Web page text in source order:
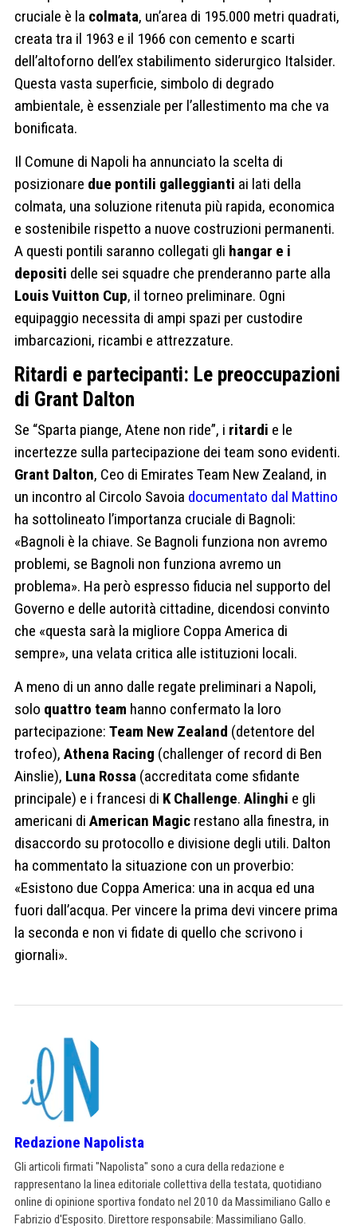
cruciale è la colmata, un’area di 195.000 metri quadrati,
creata tra il 1963 e il 1966 con cemento e scarti
dell’altoforno dell’ex stabilimento siderurgico Italsider.
Questa vasta superficie, simbolo di degrado
ambientale, è essenziale per l’allestimento ma che va
bonificata.
Il Comune di Napoli ha annunciato la scelta di
posizionare due pontili galleggianti ai lati della
colmata, una soluzione ritenuta più rapida, economica
e sostenibile rispetto a nuove costruzioni permanenti.
A questi pontili saranno collegati gli hangar e i
depositi delle sei squadre che prenderanno parte alla
Louis Vuitton Cup, il torneo preliminare. Ogni
equipaggio necessita di ampi spazi per custodire
imbarcazioni, ricambi e attrezzature.
Ritardi e partecipanti: Le preoccupazioni
di Grant Dalton
Se “Sparta piange, Atene non ride”, i ritardi e le
incertezze sulla partecipazione dei team sono evidenti.
Grant Dalton, Ceo di Emirates Team New Zealand, in
un incontro al Circolo Savoia documentato dal Mattino
ha sottolineato l’importanza cruciale di Bagnoli:
«Bagnoli è la chiave. Se Bagnoli funziona non avremo
problemi, se Bagnoli non funziona avremo un
problema». Ha però espresso fiducia nel supporto del
Governo e delle autorità cittadine, dicendosi convinto
che «questa sarà la migliore Coppa America di
sempre», una velata critica alle istituzioni locali.
A meno di un anno dalle regate preliminari a Napoli,
solo quattro team hanno confermato la loro
partecipazione: Team New Zealand (detentore del
trofeo), Athena Racing (challenger of record di Ben
Ainslie), Luna Rossa (accreditata come sfidante
principale) e i francesi di K Challenge. Alinghi e gli
americani di American Magic restano alla finestra, in
disaccordo su protocollo e divisione degli utili. Dalton
ha commentato la situazione con un proverbio:
«Esistono due Coppa America: una in acqua ed una
fuori dall’acqua. Per vincere la prima devi vincere prima
la seconda e non vi fidate di quello che scrivono i
giornali».
Redazione Napolista
Gli articoli firmati "Napolista" sono a cura della redazione e
rappresentano la linea editoriale collettiva della testata, quotidiano
online di opinione sportiva fondato nel 2010 da Massimiliano Gallo e
Fabrizio d'Esposito. Direttore responsabile: Massimiliano Gallo.